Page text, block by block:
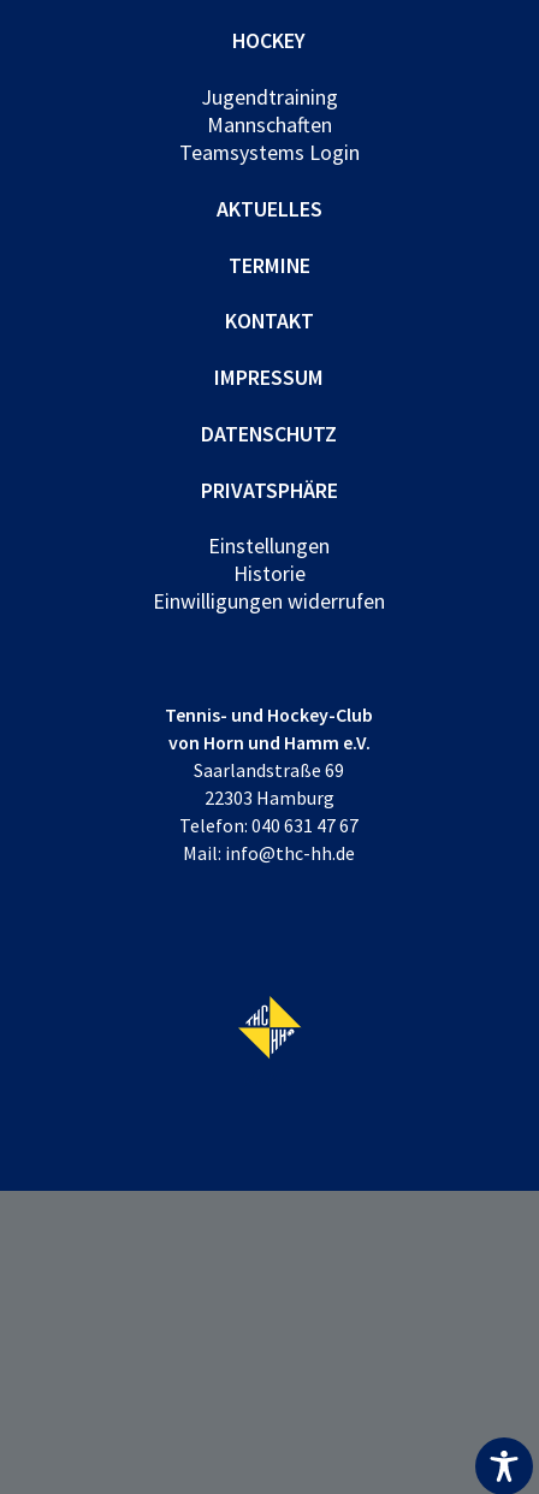
HOCKEY
Jugendtraining
Mannschaften
Teamsystems Login
AKTUELLES
TERMINE
KONTAKT
IMPRESSUM
DATENSCHUTZ
PRIVATSPHÄRE
Einstellungen
Historie
Einwilligungen widerrufen
Tennis- und Hockey-Club
von Horn und Hamm e.V.
Saarlandstraße 69
22303 Hamburg
Telefon:040 631 47 67
Mail: info@thc-hh.de